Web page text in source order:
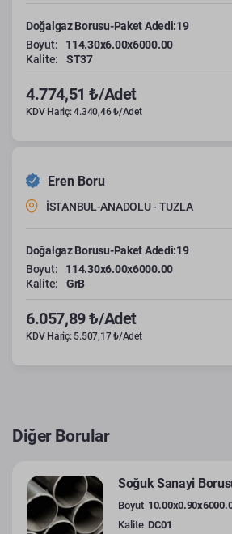
Doğalgaz Borusu-Paket Adedi:19
Boyut:
114.30x6.00x6000.00
Kalite:
ST37
4.774,51 ₺/Adet
KDV Hariç: 4.340,46 ₺/Adet
Eren Boru
İSTANBUL-ANADOLU - TUZLA
Doğalgaz Borusu-Paket Adedi:19
Boyut:
114.30x6.00x6000.00
Kalite:
GrB
6.057,89 ₺/Adet
KDV Hariç: 5.507,17 ₺/Adet
Diğer Borular
Soğuk Sanayi
Boyut
Kalite DC01